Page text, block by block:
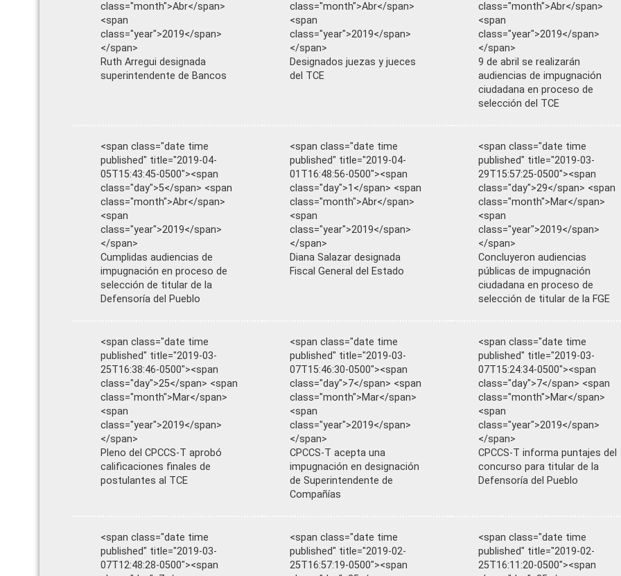
class="month">Abr</span>
<span
class="year">2019</span>
</span>
Ruth Arregui designada
superintendente de Bancos
class="month">Abr</span>
<span
class="year">2019</span>
</span>
Designados juezas y jueces
del TCE
class="month">Abr</span>
<span
class="year">2019</span>
</span>
9 de abril se realizarán
audiencias de impugnación
ciudadana en proceso de
selección del TCE
<span class="date time
published" title="2019-04-
05T15:43:45-0500"><span
class="day">5</span> <span
class="month">Abr</span>
<span
class="year">2019</span>
</span>
Cumplidas audiencias de
impugnación en proceso de
selección de titular de la
Defensoría del Pueblo
<span class="date time
published" title="2019-04-
01T16:48:56-0500"><span
class="day">1</span> <span
class="month">Abr</span>
<span
class="year">2019</span>
</span>
Diana Salazar designada
Fiscal General del Estado
<span class="date time
published" title="2019-03-
29T15:57:25-0500"><span
class="day">29</span> <span
class="month">Mar</span>
<span
class="year">2019</span>
</span>
Concluyeron audiencias
públicas de impugnación
ciudadana en proceso de
selección de titular de la FGE
<span class="date time
published" title="2019-03-
25T16:38:46-0500"><span
class="day">25</span> <span
class="month">Mar</span>
<span
class="year">2019</span>
</span>
Pleno del CPCCS-T aprobó
calificaciones finales de
postulantes al TCE
<span class="date time
published" title="2019-03-
07T15:46:30-0500"><span
class="day">7</span> <span
class="month">Mar</span>
<span
class="year">2019</span>
</span>
CPCCS-T acepta una
impugnación en designación
de Superintendente de
Compañías
<span class="date time
published" title="2019-03-
07T15:24:34-0500"><span
class="day">7</span> <span
class="month">Mar</span>
<span
class="year">2019</span>
</span>
CPCCS-T informa puntajes del
concurso para titular de la
Defensoría del Pueblo
<span class="date time
published" title="2019-03-
07T12:48:28-0500"><span
<span class="date time
published" title="2019-02-
25T16:57:19-0500"><span
<span class="date time
published" title="2019-02-
25T16:11:20-0500"><span